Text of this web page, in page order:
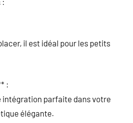
il est idéal pour les petits
:
intégration parfaite dans votre
élégante.